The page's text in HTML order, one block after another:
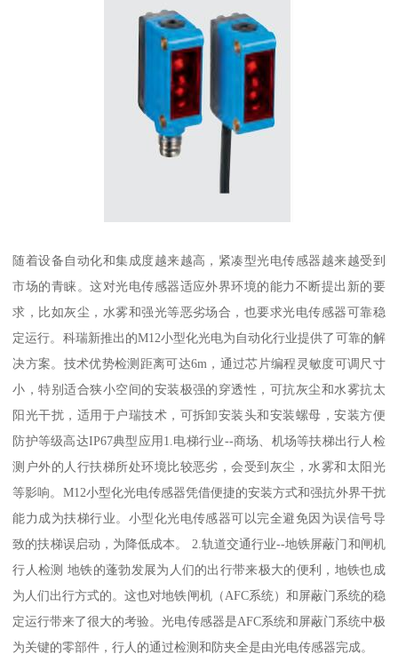
随着设备自动化和集成度越来越高，紧凑型光电传感器越来越受到
市场的青睐。这对光电传感器适应外界环境的能力不断提出新的要
求，比如灰尘，水雾和强光等恶劣场合，也要求光电传感器可靠稳
定运行。科瑞新推出的M12小型化光电为自动化行业提供了可靠的解
决方案。技术优势检测距离可达6m，通过芯片编程灵敏度可调尺寸
小，特别适合狭小空间的安装极强的穿透性，可抗灰尘和水雾抗太
阳光干扰，适用于户瑞技术，可拆卸安装头和安装螺母，安装方便
防护等级高达IP67典型应用1.电梯行业--商场、机场等扶梯出行人检
测户外的人行扶梯所处环境比较恶劣，会受到灰尘，水雾和太阳光
等影响。M12小型化光电传感器凭借便捷的安装方式和强抗外界干扰
能力成为扶梯行业。小型化光电传感器可以完全避免因为误信号导
致的扶梯误启动，为降低成本。 2.轨道交通行业--地铁屏蔽门和闸机
行人检测 地铁的蓬勃发展为人们的出行带来极大的便利，地铁也成
为人们出行方式的。这也对地铁闸机（AFC系统）和屏蔽门系统的稳
定运行带来了很大的考验。光电传感器是AFC系统和屏蔽门系统中极
为关键的零部件，行人的通过检测和防夹全是由光电传感器完成。